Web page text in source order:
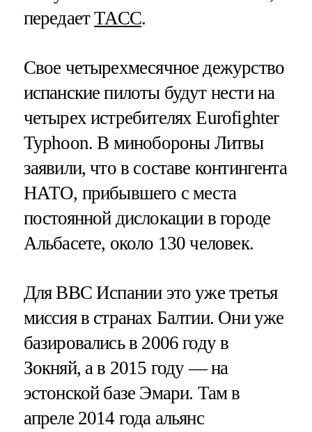
передаетТАСС.
Свое четырехмесячное дежурство
испанские пилоты будут нести на
четырех истребителях Eurofighter
Typhoon. В минобороны Литвы
заявили, что в составе контингента
НАТО, прибывшего с места
постоянной дислокации в городе
Альбасете, около 130 человек.
Для ВВС Испании это уже третья
миссия в странах Балтии. Они уже
базировались в 2006 году в
Зокняй, а в 2015 году — на
эстонской базе Эмари. Там в
апреле 2014 года альянс